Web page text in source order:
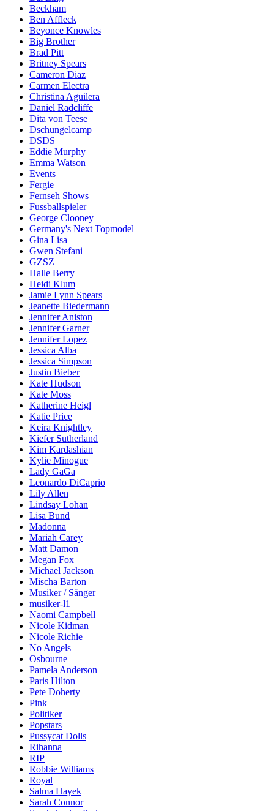
Beckham
Ben Affleck
Beyonce Knowles
Big Brother
Brad Pitt
Britney Spears
Cameron Diaz
Carmen Electra
Christina Aguilera
Daniel Radcliffe
Dita von Teese
Dschungelcamp
DSDS
Eddie Murphy
Emma Watson
Events
Fergie
Fernseh Shows
Fussballspieler
George Clooney
Germany's Next Topmodel
Gina Lisa
Gwen Stefani
GZSZ
Halle Berry
Heidi Klum
Jamie Lynn Spears
Jeanette Biedermann
Jennifer Aniston
Jennifer Garner
Jennifer Lopez
Jessica Alba
Jessica Simpson
Justin Bieber
Kate Hudson
Kate Moss
Katherine Heigl
Katie Price
Keira Knightley
Kiefer Sutherland
Kim Kardashian
Kylie Minogue
Lady GaGa
Leonardo DiCaprio
Lily Allen
Lindsay Lohan
Lisa Bund
Madonna
Mariah Carey
Matt Damon
Megan Fox
Michael Jackson
Mischa Barton
Musiker / Sänger
musiker-l1
Naomi Campbell
Nicole Kidman
Nicole Richie
No Angels
Osbourne
Pamela Anderson
Paris Hilton
Pete Doherty
Pink
Politiker
Popstars
Pussycat Dolls
Rihanna
RIP
Robbie Williams
Royal
Salma Hayek
Sarah Connor